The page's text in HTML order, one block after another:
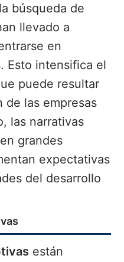
búsqueda de
llevado a
en
Esto intensifica el
puede resultar
de las empresas
las narrativas
grandes
expectativas
del desarrollo
están